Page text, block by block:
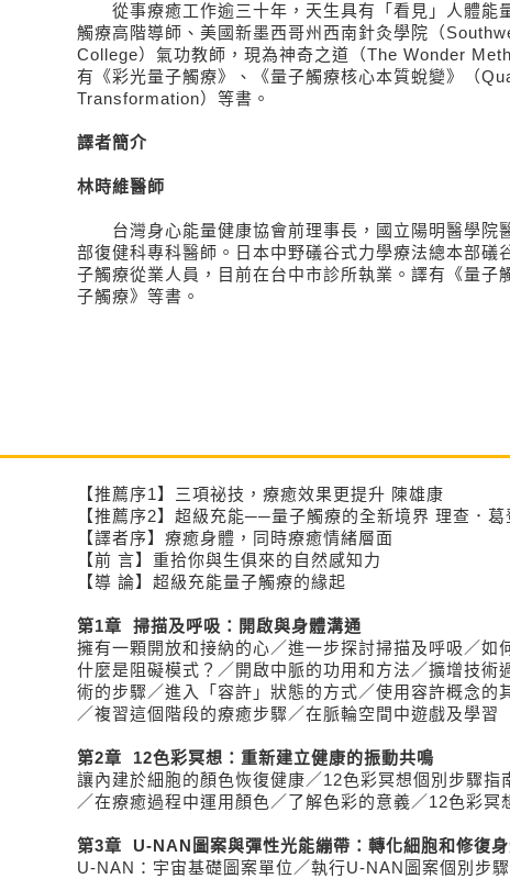
從事療癒工作逾三十年，天生具有「看見」人體能
觸療高階導師、美國新墨西哥州西南針灸學院（
College）氣功教師，現為神奇之道（The Wonder
有《彩光量子觸療》、《量子觸療核心本質蛻變》（
Transformation）等書。
譯者簡介
林時維醫師
台灣身心能量健康協會前理事長，國立陽明醫學院
部復健科專科醫師。日本中野礒谷式力學療法總本部礒
子觸療從業人員，目前在台中市診所執業。譯有《量子
子觸療》等書。
【推薦序1】三項祕技，療癒效果更提升 陳雄康
【推薦序2】超級充能──量子觸療的全新境界 理查．葛
【譯者序】療癒身體，同時療癒情緒層面
【前 言】重拾你與生俱來的自然感知力
【導 論】超級充能量子觸療的緣起
第1章 掃描及呼吸：開啟與身體溝通
擁有一顆開放和接納的心／進一步探討掃描及呼吸／如
什麼是阻礙模式？／開啟中脈的功用和方法／擴增技術
術的步驟／進入「容許」狀態的方式／使用容許概念的
／複習這個階段的療癒步驟／在脈輪空間中遊戲及學習
第2章 12色彩冥想：重新建立健康的振動共鳴
讓內建於細胞的顏色恢復健康／12色彩冥想個別步驟指
／在療癒過程中運用顏色／了解色彩的意義／12色彩冥
第3章 U-NAN圖案與彈性光能繃帶：轉化細胞和修復
U-NAN：宇宙基礎圖案單位／執行U-NAN圖案個別步